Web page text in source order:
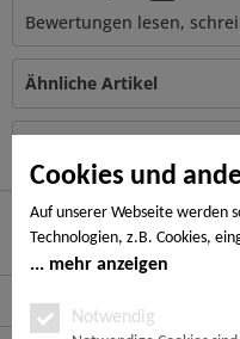
Cookies und
Auf unserer Webseite werden
Technologien, z.B. Cookies,
Ihrem Endgerät gespeichert
Notwendige Cookies,
mehr anzeigen
Notwendig
Bewertungen lesen,
Ähnliche Artikel
Hier finden Sie uns
Service Hotline